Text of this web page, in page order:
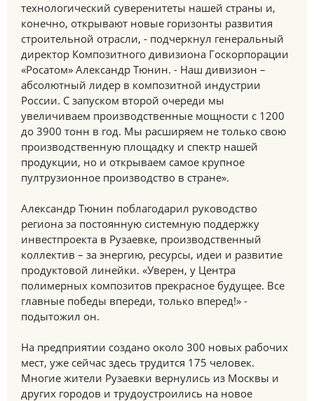
технологический суверенитеты нашей страны и,
конечно, открывают новые горизонты развития
строительной отрасли, - подчеркнул генеральный
директор Композитного дивизиона Госкорпорации
«Росатом» Александр Тюнин. - Наш дивизион –
абсолютный лидер в композитной индустрии
России. С запуском второй очереди мы
увеличиваем производственные мощности с 1200
до 3900 тонн в год. Мы расширяем не только свою
производственную площадку и спектр нашей
продукции, но и открываем самое крупное
пултрузионное производство в стране».
Александр Тюнин поблагодарил руководство
региона за постоянную системную поддержку
инвестпроекта в Рузаевке, производственный
коллектив – за энергию, ресурсы, идеи и развитие
продуктовой линейки. «Уверен, у Центра
полимерных композитов прекрасное будущее. Все
главные победы впереди, только вперед!» -
подытожил он.
На предприятии создано около 300 новых рабочих
мест, уже сейчас здесь трудится 175 человек.
Многие жители Рузаевки вернулись из Москвы и
других городов и трудоустроились на новое